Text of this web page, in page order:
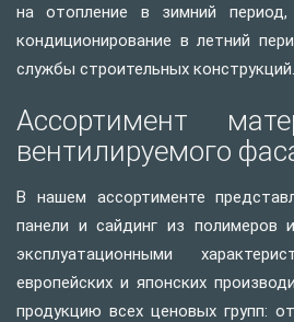
на отопление в зимний
кондиционирование в летний
службы строительных конструкций.
Ассортимент
вентилируемого
В нашем ассортименте
панели и сайдинг из полимеров
эксплуатационными
европейских и японских
продукцию всех ценовых групп: